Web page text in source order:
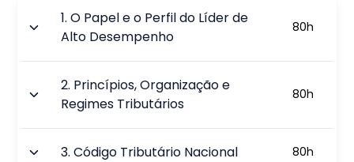
1.O Papel e o Perfil do Líder de
Alto Desempenho
80h
2. Princípios, Organização e
Regimes Tributários
80h
3.Código Tributário Nacional 80h